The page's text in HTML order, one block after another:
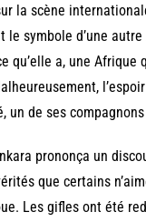
la scène
le symbole d’une
qu’elle a, une
un de ses
prononça un
que certains
Les gifles ont été